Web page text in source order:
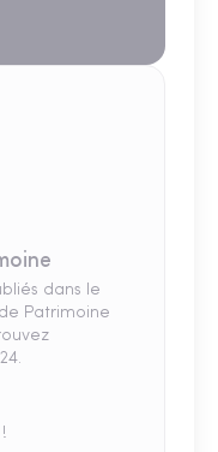
dans le
Patrimoine